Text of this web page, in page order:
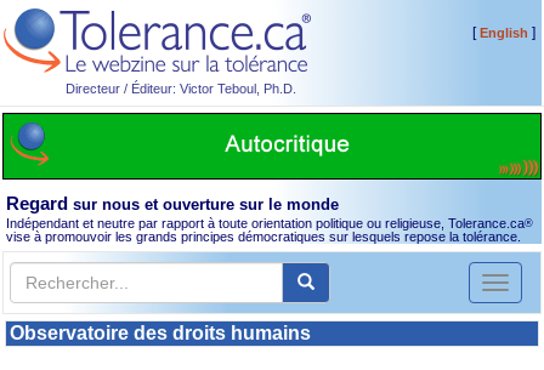
Directeur / Éditeur: Victor Teboul, Ph.D.
[English ]
Regard sur nous et ouverture sur le monde
Indépendant et neutre par rapport à toute orientation politique ou religieuse, Tolerance.ca®
vise à promouvoir les grands principes démocratiques sur lesquels repose la tolérance.
Toggle
Observatoire des droits humains